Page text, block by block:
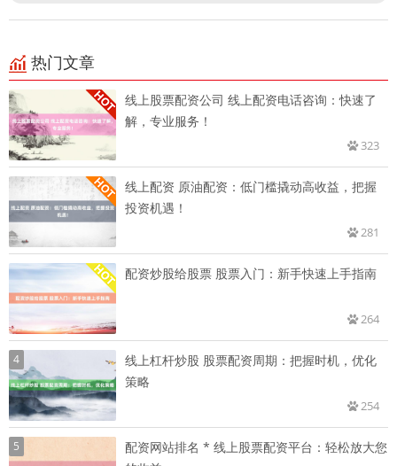
热门文章
线上股票配资公司 线上配资电话咨询：快速了
解，专业服务！
323
线上配资 原油配资：低门槛撬动高收益，把握
投资机遇！
281
配资炒股给股票 股票入门：新手快速上手指南
264
4
线上杠杆炒股 股票配资周期：把握时机，优化
策略
254
5
配资网站排名 * 线上股票配资平台：轻松放大您